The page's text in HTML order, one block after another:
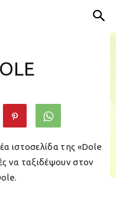
ιστοσελίδα της «Dole
να ταξιδέψουν στον